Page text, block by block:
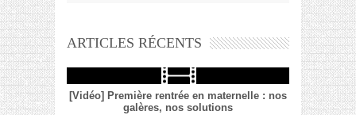
ARTICLES RÉCENTS
[Vidéo] Première rentrée en maternelle : nos
galères, nos solutions